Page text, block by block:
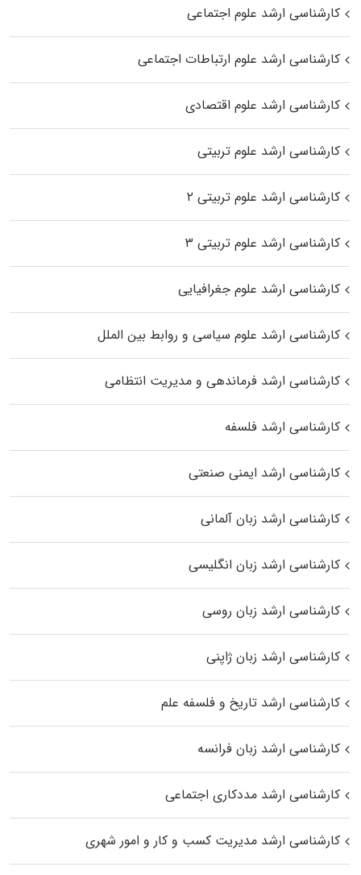
کارشناسی ارشد علوم اجتماعی
کارشناسی ارشد علوم ارتباطات اجتماعی
کارشناسی ارشد علوم اقتصادی
کارشناسی ارشد علوم تربیتی
کارشناسی ارشد علوم تربیتی ۲
کارشناسی ارشد علوم تربیتی ۳
کارشناسی ارشد علوم جغرافیایی
کارشناسی ارشد علوم سیاسی و روابط بین الملل
کارشناسی ارشد فرماندهی و مدیریت انتظامی
کارشناسی ارشد فلسفه
کارشناسی ارشد ایمنی صنعتی
کارشناسی ارشد زبان آلمانی
کارشناسی ارشد زبان انگلیسی
کارشناسی ارشد زبان روسی
کارشناسی ارشد زبان ژاپنی
کارشناسی ارشد تاریخ و فلسفه علم
کارشناسی ارشد زبان فرانسه
کارشناسی ارشد مددکاری اجتماعی
کارشناسی ارشد مدیریت کسب و کار و امور شهری